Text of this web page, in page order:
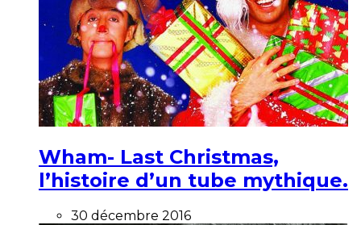
Wham- Last Christmas,
l’histoire d’un tube mythique.
30 décembre 2016